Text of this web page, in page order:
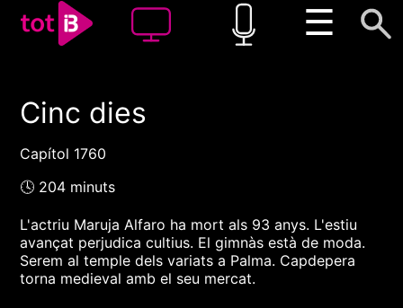
☰
00:00 00:00
Cinc dies
Capítol 1760
🕓 204 minuts
L'actriu Maruja Alfaro ha mort als 93 anys. L'estiu
avançat perjudica cultius. El gimnàs està de moda.
Serem al temple dels variats a Palma. Capdepera
torna medieval amb el seu mercat.